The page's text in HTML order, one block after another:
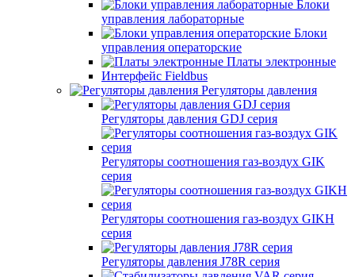
Блоки
управления лабораторные
Блоки
управления операторские
Платы электронные
Интерфейс Fieldbus
Регуляторы давления
Регуляторы давления GDJ серия
Регуляторы соотношения газ-воздух GIK
серия
Регуляторы соотношения газ-воздух GIKH
серия
Регуляторы давления J78R серия